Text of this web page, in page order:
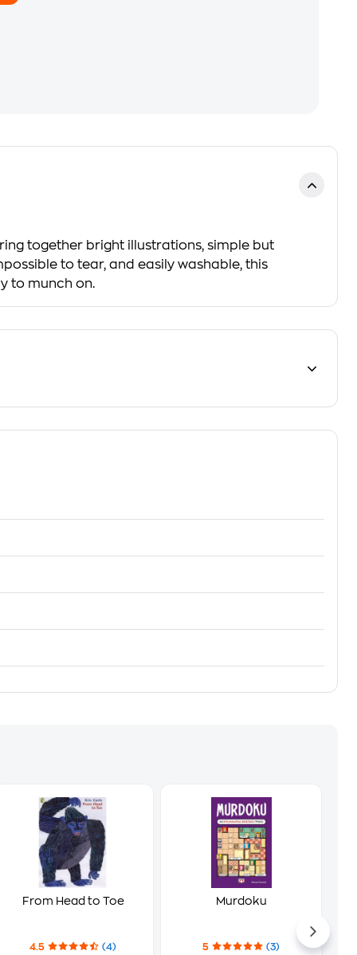
together bright illustrations, simple but
to tear, and easily washable, this
to munch on.
From Head to Toe
4.5 (4)
Murdoku
5
(3)